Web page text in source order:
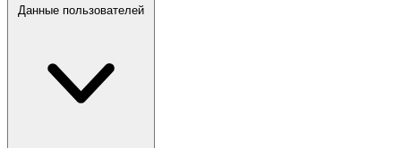
Данные пользователей